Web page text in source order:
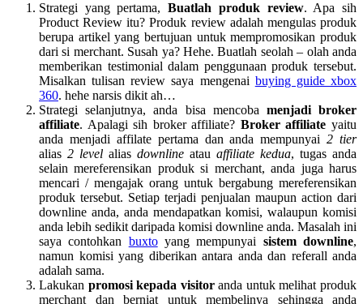
Strategi yang pertama,Buatlah produk review. Apa sih
Product Review itu? Produk review adalah mengulas produk
berupa artikel yang bertujuan untuk mempromosikan produk
dari si merchant. Susah ya? Hehe. Buatlah seolah – olah anda
memberikan testimonial dalam penggunaan produk tersebut.
Misalkan tulisan review saya mengenai buying guide xbox
360. hehe narsis dikit ah…
Strategi selanjutnya, anda bisa mencoba menjadi broker
affiliate. Apalagi sih broker affiliate? Broker affiliate yaitu
anda menjadi affilate pertama dan anda mempunyai2 tier
alias 2 level alias downline atau affiliate kedua, tugas anda
selain mereferensikan produk si merchant, anda juga harus
mencari / mengajak orang untuk bergabung mereferensikan
produk tersebut. Setiap terjadi penjualan maupun action dari
downline anda, anda mendapatkan komisi, walaupun komisi
anda lebih sedikit daripada komisi downline anda. Masalah ini
saya contohkan buxtoyang mempunyai sistem downline,
namun komisi yang diberikan antara anda dan referall anda
adalah sama.
Lakukan promosi kepada visitoranda untuk melihat produk
merchant dan berniat untuk membelinya sehingga anda